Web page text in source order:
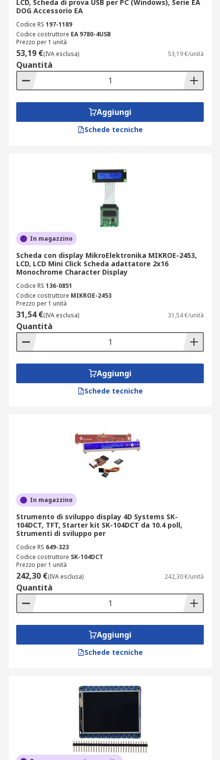
LCD, Scheda di prova USB per PC (Windows), Serie EA
DOG Accessorio EA
Codice RS 197-1189
Codice costruttore EA 9780-4USB
Prezzo per 1 unità
53,19 €(IVA esclusa) 53,19 €/unità
Quantità
Aggiungi
Schede tecniche
In magazzino
Scheda con display MikroElektronika MIKROE-2453,
LCD, LCD Mini Click Scheda adattatore 2x16
Monochrome Character Display
Codice RS 136-0851
Codice costruttore MIKROE-2453
Prezzo per 1 unità
31,54 €(IVA esclusa) 31,54 €/unità
Quantità
Aggiungi
Schede tecniche
In magazzino
Strumento di sviluppo display 4D Systems SK-
104DCT, TFT, Starter kit SK-104DCT da 10.4 poll,
Strumenti di sviluppo per
Codice RS 649-323
Codice costruttore SK-104DCT
Prezzo per 1 unità
242,30 €(IVA esclusa) 242,30 €/unità
Quantità
Aggiungi
Schede tecniche